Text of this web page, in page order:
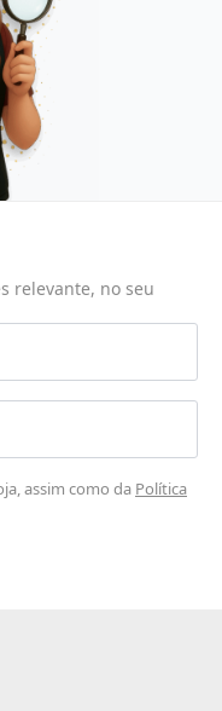
relevante, no seu
assim como da Política